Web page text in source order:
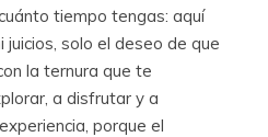
tiempo tengas: aquí
juicios, solo el deseo de que
la ternura que te
a disfrutar y a
porque el